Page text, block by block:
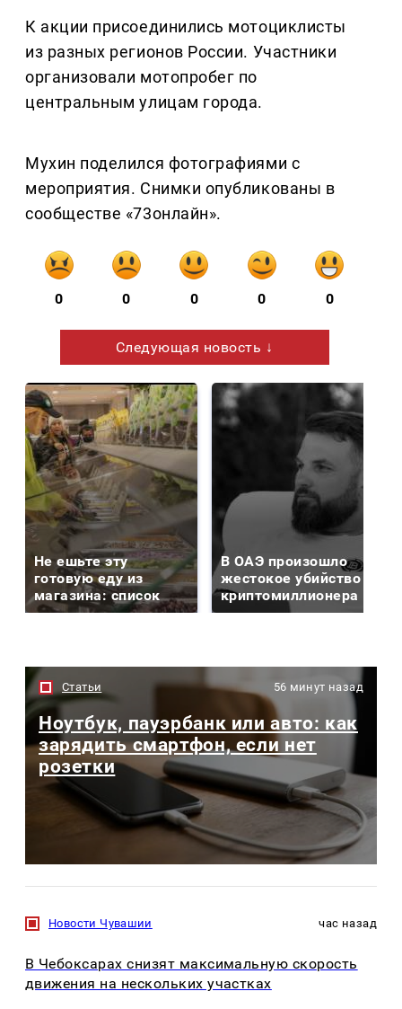
К акции присоединились мотоциклисты
из разных регионов России. Участники
организовали мотопробег по
центральным улицам города.
Мухин поделился фотографиями с
мероприятия. Снимки опубликованы в
сообществе «73онлайн».
0 0 0 0 0
Следующая новость ↓
Не ешьте эту
готовую еду из
магазина: список
В ОАЭ произошло
жестокое убийство
криптомиллионера
Статьи 56 минут назад
Ноутбук, пауэрбанк или авто: как
зарядить смартфон, если нет
розетки
Новости Чувашии час назад
В Чебоксарах снизят максимальную скорость
движения на нескольких участках